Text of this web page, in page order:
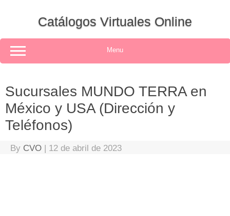
Catálogos Virtuales Online
Menu
Sucursales MUNDO TERRA en
México y USA (Dirección y
Teléfonos)
By CVO | 12 de abril de 2023